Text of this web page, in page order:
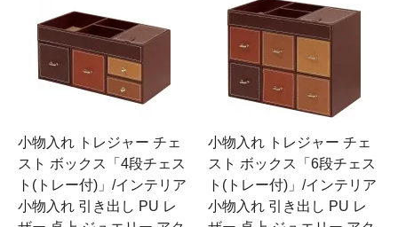
小物入れ トレジャー チェ
スト ボックス「4段チェス
ト(トレー付)」/インテリア
小物入れ 引き出し PU レ
小物入れ トレジャー チェ
スト ボックス「6段チェス
ト(トレー付)」/インテリア
小物入れ 引き出し PU レ